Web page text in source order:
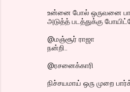
உன்னை போல் ஒருவனை
அடுத்த் படத்துக்கு
@மஞ்சூர் ராஜா
நன்றி..
@ரசனைக்காரி
நிச்சயமாய் ஒரு முறை